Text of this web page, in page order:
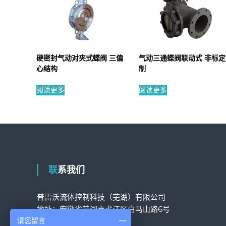
硬密封气动对夹式蝶阀 三偏
心结构
阅读更多
气动三通蝶阀联动式 非标定
制
阅读更多
联系我们
普雷沃流体控制科技（芜湖）有限公司
地址：安徽省芜湖市弋江区白马山路6号
固话：
请您留言